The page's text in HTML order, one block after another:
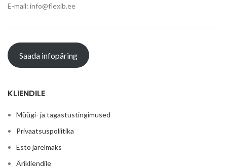
E-mail: info@flexib.ee
Saada infopäring
KLIENDILE
Müügi- ja tagastustingimused
Privaatsuspoliitika
Esto järelmaks
Ärikliendile